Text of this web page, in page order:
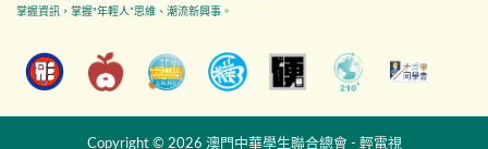
掌握資訊，掌握"年輕人”思維、潮流新興事。
Copyright © 2026 澳門中華學生聯合總會 - 輕電視